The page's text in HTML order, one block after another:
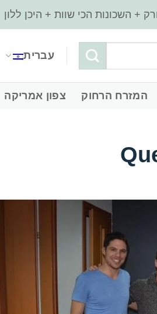
עברית
‏המזרח הרחוק ‏צפון אמריקה